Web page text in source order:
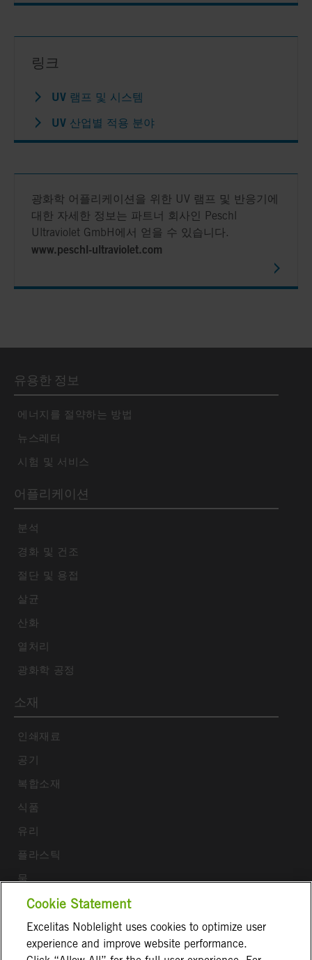
링크
UV 램프 및 시스템
UV 산업별 적용 분야
광화학 어플리케이션을 위한 UV 램프 및 반응기에
대한 자세한 정보는 파트너 회사인 Peschl
Ultraviolet GmbH에서 얻을 수 있습니다.
www.peschl-ultraviolet.com
유용한 정보
에너지를 절약하는 방법
뉴스레터
시험 및 서비스
어플리케이션
분석
경화 및 건조
절단 및 용접
살균
산화
열처리
광화학 공정
소재
인쇄재료
공기
복합소재
식품
유리
플라스틱
물
목재
Follow us
Cookie Statement
Excelitas Noblelight uses cookies to optimize user
experience and improve website performance.